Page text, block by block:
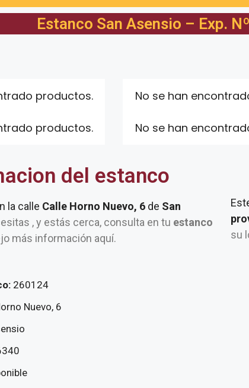
Estanco San Asensio – Exp.
productos.
productos.
No se han
No se han
del estanco
la calle Calle Horno Nuevo, 6 de San
, y estás cerca, consulta en tu estanco
más información aquí.
260124
Nuevo, 6
su